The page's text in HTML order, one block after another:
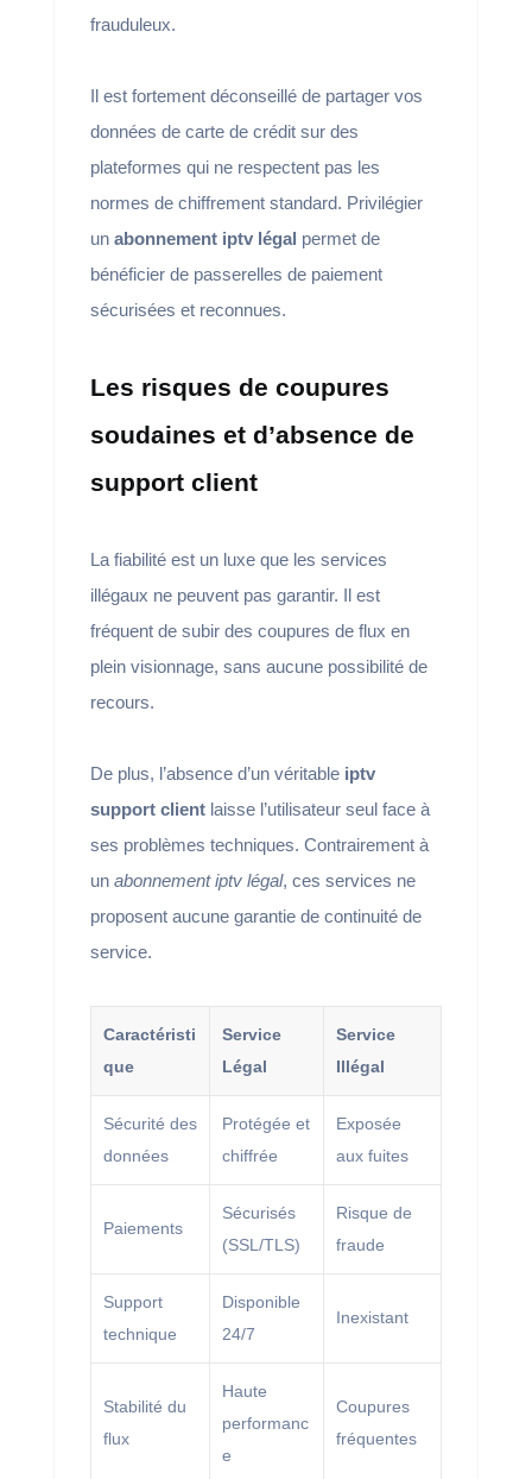
frauduleux.
Il est fortement déconseillé de partager vos
données de carte de crédit sur des
plateformes qui ne respectent pas les
normes de chiffrement standard. Privilégier
un abonnement iptv légal permet de
bénéficier de passerelles de paiement
sécurisées et reconnues.
Les risques de coupures
soudaines et d’absence de
support client
La fiabilité est un luxe que les services
illégaux ne peuvent pas garantir. Il est
fréquent de subir des coupures de flux en
plein visionnage, sans aucune possibilité de
recours.
De plus, l’absence d’un véritable iptv
support clientlaisse l’utilisateur seul face à
ses problèmes techniques. Contrairement à
un abonnement iptv légal, ces services ne
proposent aucune garantie de continuité de
service.
Caractéristi
que
Service
Légal
Service
Illégal
Sécurité des
données
Protégée et
chiffrée
Exposée
aux fuites
Paiements
Sécurisés
(SSL/TLS)
Risque de
fraude
Support
technique
Disponible
24/7
Inexistant
Stabilité du
flux
Haute
performanc
e
Coupures
fréquentes